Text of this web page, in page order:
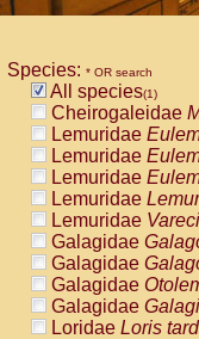
Species: * OR search
All species(1)
Cheirogaleidae
Lemuridae
Lemuridae
Lemuridae
Lemuridae
Lemuridae
Galagidae
Galagidae
Galagidae
Galagidae
Loridae Loris